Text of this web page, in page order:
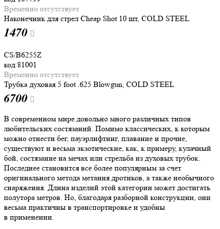
Временно отсутствует
Наконечник для стрел Cheap Shot 10 шт, COLD STEEL
1470
CS/B6255Z
код 81001
Временно отсутствует
Трубка духовая 5 foot .625 Blowgun, COLD STEEL
6700
В современном мире довольно много различных типов
любительских состязаний. Помимо классических, к которым
можно отнести бег, пауэрлифтинг, плавание и прочие,
существуют и весьма экзотические, как, к примеру, кулачный
бой, состязание на мечах или стрельба из духовых трубок.
Последнее становится все более популярным за счет
оригинального метода метания дротиков, а также необычного
снаряжения. Длина изделий этой категории может достигать
полутора метров. Но, благодаря разборной конструкции, они
весьма практичны в транспортировке и удобны
в применении.